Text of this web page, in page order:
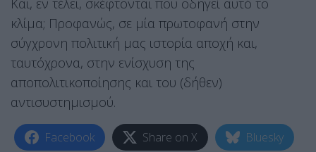
Και, εν τέλει, σκέφτονται που οδηγεί αυτό το
κλίμα; Προφανώς, σε μία πρωτοφανή στην
σύγχρονη πολιτική μας ιστορία αποχή και,
ταυτόχρονα, στην ενίσχυση της
αποπολιτικοποίησης και του (δήθεν)
αντισυστημισμού.
Facebook Share on X Bluesky